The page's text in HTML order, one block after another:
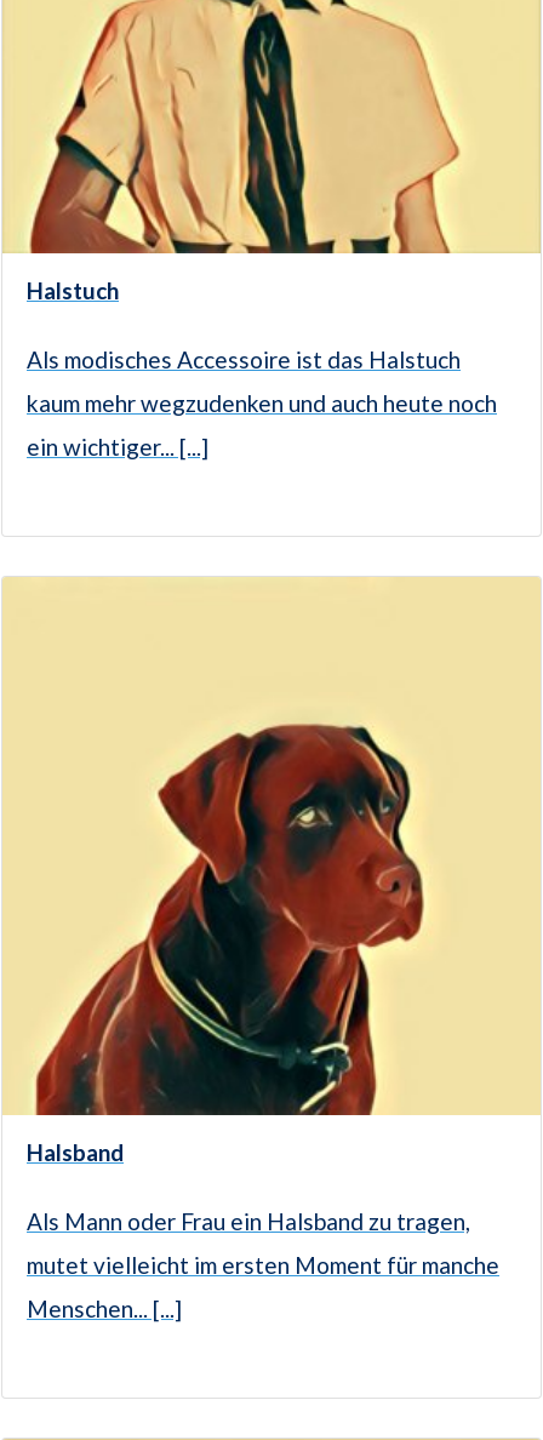
Halstuch
Als modisches Accessoire ist das Halstuch
kaum mehr wegzudenken und auch heute noch
ein wichtiger... [...]
Halsband
Als Mann oder Frau ein Halsband zu tragen,
mutet vielleicht im ersten Moment für manche
Menschen... [...]